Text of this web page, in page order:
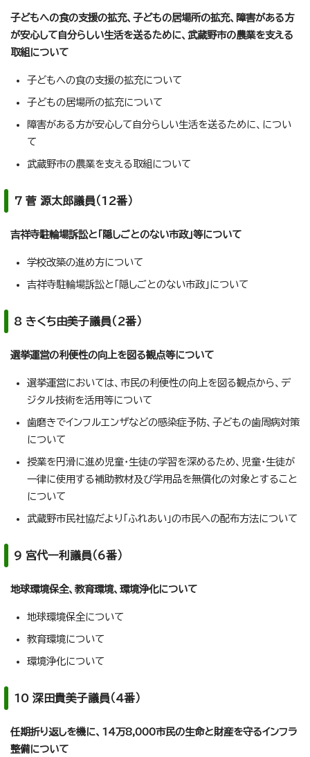
子どもへの食の支援の拡充、子どもの居場所の拡充、障害がある方
が安心して自分らしい生活を送るために、武蔵野市の農業を支える
取組について
子どもへの食の支援の拡充について
子どもの居場所の拡充について
障害がある方が安心して自分らしい生活を送るために、につい
て
武蔵野市の農業を支える取組について
7 菅 源太郎議員（12番）
吉祥寺駐輪場訴訟と「隠しごとのない市政」等について
学校改築の進め方について
吉祥寺駐輪場訴訟と「隠しごとのない市政」について
8 きくち由美子議員（2番）
選挙運営の利便性の向上を図る観点等について
選挙運営においては、市民の利便性の向上を図る観点から、デ
ジタル技術を活用等について
歯磨きでインフルエンザなどの感染症予防、子どもの歯周病対策
について
授業を円滑に進め児童・生徒の学習を深めるため、児童・生徒が
一律に使用する補助教材及び学用品を無償化の対象とすること
について
武蔵野市民社協だより「ふれあい」の市民への配布方法について
9 宮代一利議員（6番）
地球環境保全、教育環境、環境浄化について
地球環境保全について
教育環境について
環境浄化について
10 深田貴美子議員（4番）
任期折り返しを機に、14万8,000市民の生命と財産を守るインフラ
整備について